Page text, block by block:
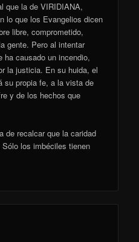
que la de VIRIDIANA,
lo que los Evangelios dicen
libre, comprometido,
gente. Pero al intentar
ha causado un incendio,
la justicia. En su huida, el
su propia fe, a la vista de
y de los hechos que
de recalcar que la caridad
los imbéciles tienen